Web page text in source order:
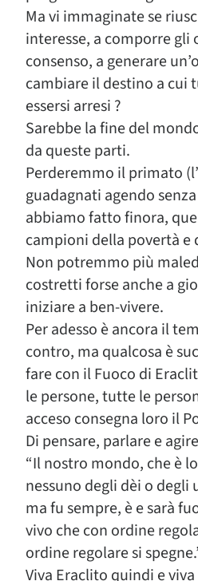
Ma vi immaginate se
interesse, a comporre gli
consenso, a generare
cambiare il destino a cui
essersi arresi ?
Sarebbe la fine del
da queste parti.
Perderemmo il primato
guadagnati agendo
abbiamo fatto finora,
campioni della povertà e
Non potremmo più
costretti forse anche a
iniziare a ben-vivere.
Per adesso è ancora il
contro, ma qualcosa è
fare con il Fuoco di
le persone, tutte le
acceso consegna loro il
Di pensare, parlare e
“Il nostro mondo, che è
nessuno degli dèi o degli
ma fu sempre, è e sarà
vivo che con ordine
ordine regolare si
Viva Eraclito quindi e